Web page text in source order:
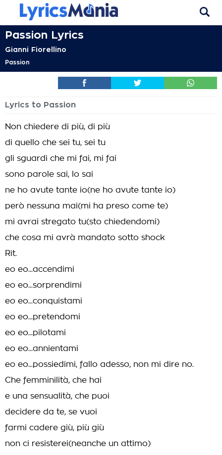
Passion Lyrics
Gianni Fiorellino
Passion
Lyrics to Passion
Non chiedere di più, di più
di quello che sei tu, sei tu
gli sguardi che mi fai, mi fai
sono parole sai, lo sai
ne ho avute tante io(ne ho avute tante io)
però nessuna mai(mi ha preso come te)
mi avrai stregato tu(sto chiedendomi)
che cosa mi avrà mandato sotto shock
Rit.
eo eo...accendimi
eo eo...sorprendimi
eo eo...conquistami
eo eo...pretendomi
eo eo...pilotami
eo eo...annientami
eo eo...possiedimi, fallo adesso, non mi dire no.
Che femminilità, che hai
e una sensualità, che puoi
decidere da te, se vuoi
farmi cadere giù, più giù
non ci resisterei(neanche un attimo)